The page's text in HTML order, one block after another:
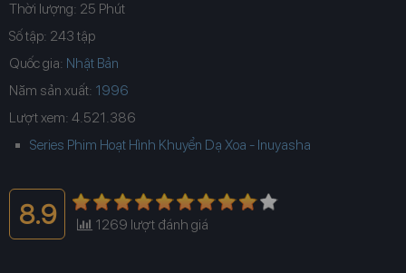
Thời lượng: 25 Phút
Số tập: 243 tập
Quốc gia: Nhật Bản
Năm sản xuất:
Lượt xem: 4.521.386
Series Phim Hoạt Hình Khuyển Dạ Xoa - Inuyasha
8.9 1269 lượt đánh giá